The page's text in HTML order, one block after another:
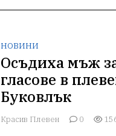
НОВИНИ
Осъдиха мъж
гласове в
Буковлък
Красив Плевен 0